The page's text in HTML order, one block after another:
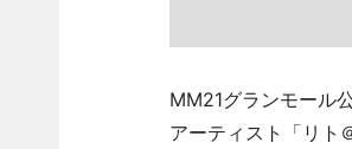
MM21グランモール
アーティスト「リ